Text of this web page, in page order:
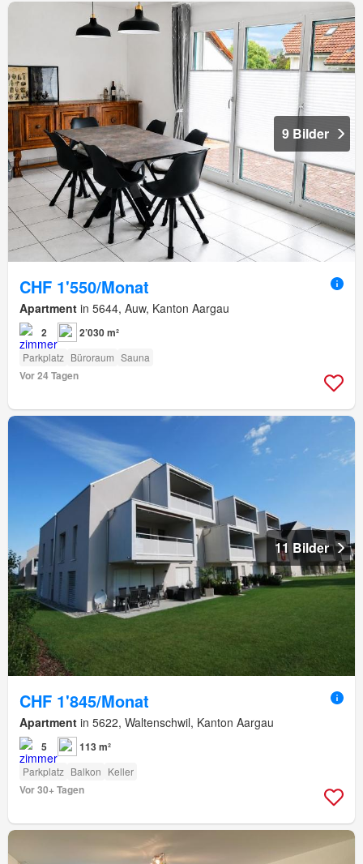
9 Bilder
CHF 1'550/Monat
Apartment in 5644, Auw, Kanton Aargau
2 2’030 m²
Parkplatz Büroraum Sauna
Vor 24 Tagen
11 Bilder
CHF 1'845/Monat
Apartment in 5622, Waltenschwil, Kanton Aargau
5 113 m²
Parkplatz Balkon Keller
Vor 30+ Tagen